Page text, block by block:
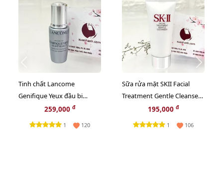
Tinh chất Lancome
Genifique Yeux đầu bi
massage trẻ hóa vùng mắt,
259,000 đ
1 120
Sữa rửa mặt SKII Facial
Treatment Gentle Cleanser
sạch dịu nhẹ làn da - 20g.
195,000 đ
1 106